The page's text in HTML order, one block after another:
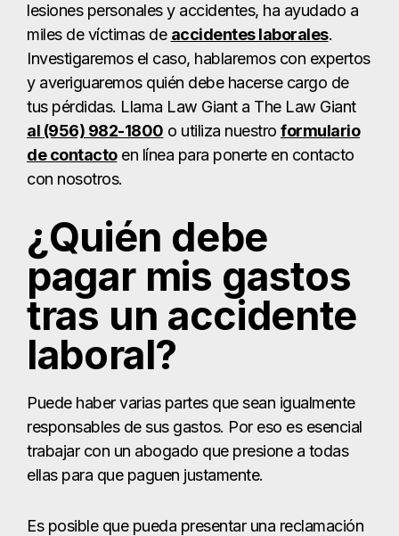
lesiones personales y accidentes, ha ayudado a
miles de víctimas de accidentes laborales.
Investigaremos el caso, hablaremos con expertos
y averiguaremos quién debe hacerse cargo de
tus pérdidas. Llama Law Giant a The Law Giant
al (956) 982-1800 o utiliza nuestro formulario
de contactoen línea para ponerte en contacto
con nosotros.
¿Quién debe
pagar mis gastos
tras un accidente
laboral?
Puede haber varias partes que sean igualmente
responsables de sus gastos. Por eso es esencial
trabajar con un abogado que presione a todas
ellas para que paguen justamente.
Es posible que pueda presentar una reclamación